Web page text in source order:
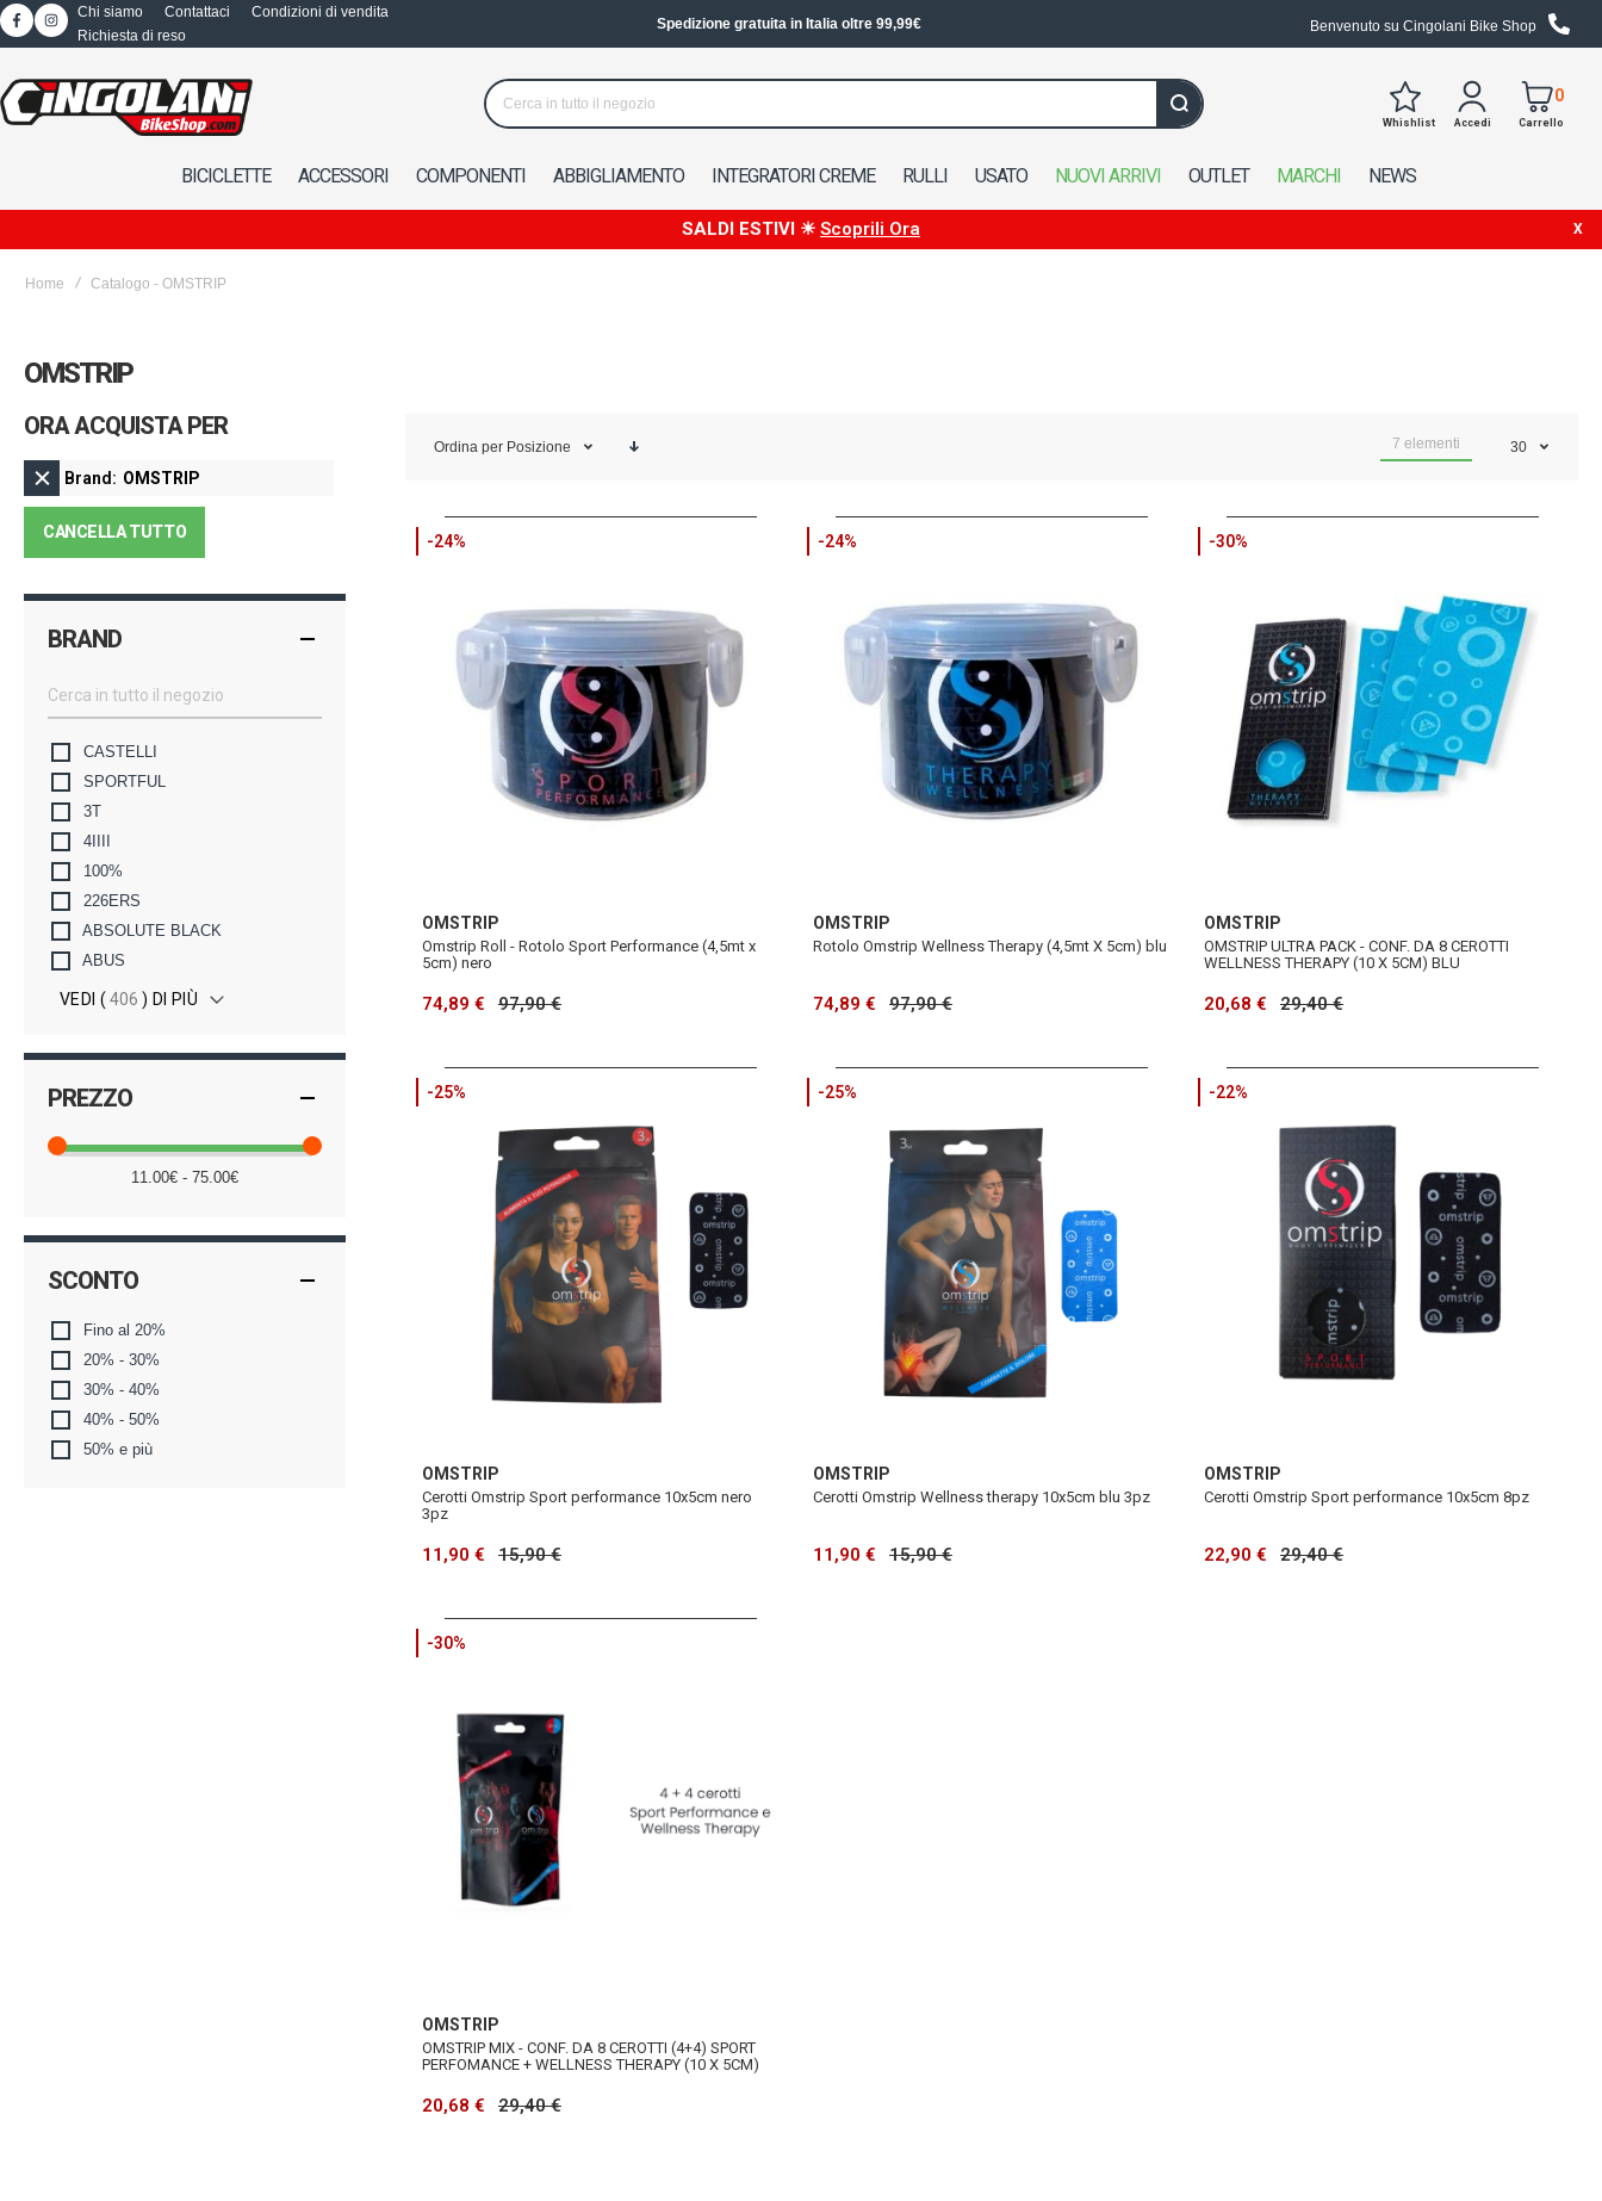
Chi siamo Contattaci
Condizioni di vendita
Richiesta di reso
Spedizione in 24/48h in Italia Benvenuto su Cingolani Bike Shop
Accedi
Whishlist
0
Carrello
BICICLETTE ACCESSORI COMPONENTI ABBIGLIAMENTO INTEGRATORI CREME RULLI USATO NUOVI ARRIVI OUTLET MARCHI NEWS
SALDI ESTIVI ☀ Scoprili Ora
Home Catalogo - OMSTRIP
OMSTRIP
Ordina per Posizione 7 elementi 30
-24%
OMSTRIP
Omstrip Roll - Rotolo Sport Performance (4,5mt x
5cm) nero
74,89 € 97,90 €
-24%
OMSTRIP
Rotolo Omstrip Wellness Therapy (4,5mt X 5cm) blu
74,89 € 97,90 €
-30%
OMSTRIP
OMSTRIP ULTRA PACK - CONF. DA 8 CEROTTI
WELLNESS THERAPY (10 X 5CM) BLU
20,68 € 29,40 €
-25%
OMSTRIP
Cerotti Omstrip Sport performance 10x5cm nero
3pz
11,90 € 15,90 €
-25%
OMSTRIP
Cerotti Omstrip Wellness therapy 10x5cm blu 3pz
11,90 € 15,90 €
-22%
OMSTRIP
Cerotti Omstrip Sport performance 10x5cm 8pz
22,90 € 29,40 €
-30%
OMSTRIP
OMSTRIP MIX - CONF. DA 8 CEROTTI (4+4) SPORT
PERFOMANCE + WELLNESS THERAPY (10 X 5CM)
20,68 € 29,40 €
ORA ACQUISTA PER
Brand OMSTRIP
CANCELLA TUTTO
BRAND
CASTELLI
SPORTFUL
3T
4IIII
100%
226ERS
ABSOLUTE BLACK
ABUS
VEDI ( 406 ) DI PIÙ
PREZZO
11.00€ - 75.00€
SCONTO
Fino al 20%
20% - 30%
30% - 40%
40% - 50%
50% e più